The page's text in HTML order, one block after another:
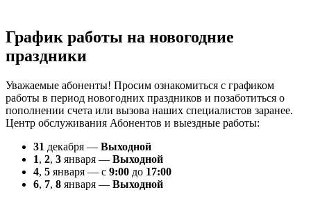
График работы на новогодние
праздники
Уважаемые абоненты! Просим ознакомиться с графиком
работы в период новогодних праздников и позаботиться о
пополнении счета или вызова наших специалистов заранее.
Центр обслуживания Абонентов и выездные работы:
31 декабря — Выходной
1, 2, 3 января — Выходной
4, 5 января — с 9:00 до 17:00
6, 7, 8 января — Выходной